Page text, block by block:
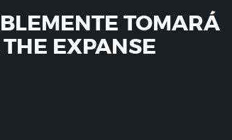
TOMARÁ
EXPANSE